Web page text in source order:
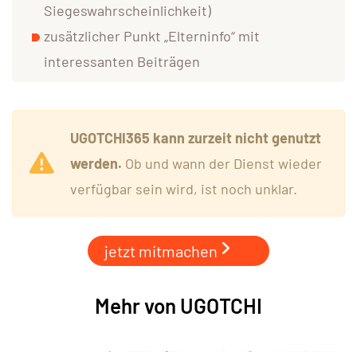
Siegeswahrscheinlichkeit)
zusätzlicher Punkt „Elterninfo“ mit
interessanten Beiträgen
UGOTCHI365 kann zurzeit nicht genutzt
werden. Ob und wann der Dienst wieder
verfügbar sein wird, ist noch unklar.
jetzt mitmachen
Mehr von UGOTCHI